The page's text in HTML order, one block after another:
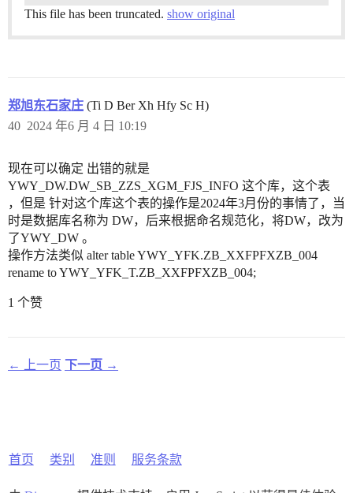
This file has been truncated. show original
郑旭东石家庄 (Ti D Ber Xh Hfy Sc H)
2024 年6 月 4 日 10:19
40
现在可以确定 出错的就是
YWY_DW.DW_SB_ZZS_XGM_FJS_INFO 这个库，这个表
，但是 针对这个库这个表的操作是2024年3月份的事情了，当
时是数据库名称为 DW，后来根据命名规范化，将DW，改为
了YWY_DW 。
操作方法类似 alter table YWY_YFK.ZB_XXFPFXZB_004
rename to YWY_YFK_T.ZB_XXFPFXZB_004;
1 个赞
← 上一页 下一页 →
首页 类别 准则 服务条款